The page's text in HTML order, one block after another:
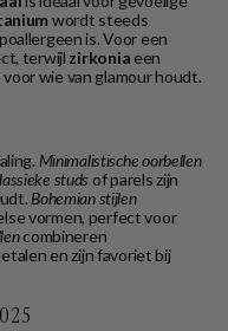
wordt steeds
is. Voor een
terwijl zirkonia een
wie van glamour houdt.
Minimalistische oorbellen
studs of parels zijn
Bohemian stijlen
vormen, perfect voor
combineren
en zijn favoriet bij